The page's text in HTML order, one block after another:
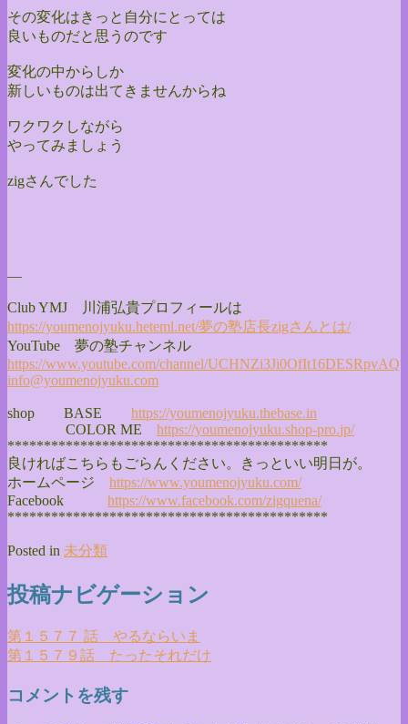
その変化はきっと自分にとっては
良いものだと思うのです
変化の中からしか
新しいものは出てきませんからね
ワクワクしながら
やってみましょう
zigさんでした
—
Club YMJ 川浦弘貴プロフィールは
https://youmenojyuku.heteml.net/夢の塾店長zigさんとは/
YouTube 夢の塾チャンネル
https://www.youtube.com/channel/UCHNZi3Ji0OfIt16DESRpvAQ
info@youmenojyuku.com
shop BASE https://youmenojyuku.thebase.in
COLOR ME https://youmenojyuku.shop-pro.jp/
********************************************
良ければこちらもごらんください。きっといい明日が。
ホームページ https://www.youmenojyuku.com/
Facebook https://www.facebook.com/zigquena/
********************************************
Posted in 未分類
投稿ナビゲーション
第１５７７ 話 やるならいま
第１５７９話 たったそれだけ
コメントを残す